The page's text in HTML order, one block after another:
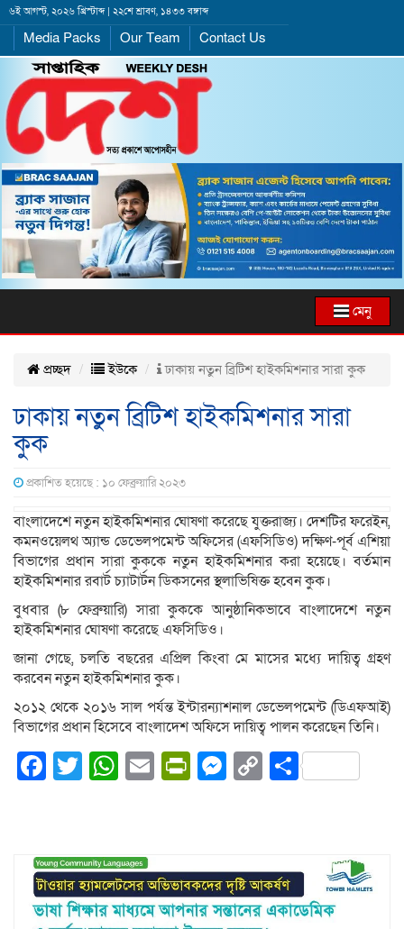
৬ই আগস্ট, ২০২৬ খ্রিস্টাব্দ | ২২শে শ্রাবণ, ১৪৩৩ বঙ্গাব্দ
Media Packs Our Team Contact Us
মেনু
প্রচ্ছদ ইউকে ঢাকায় নতুন ব্রিটিশ হাইক‌মিশনার সারা কুক
ঢাকায় নতুন ব্রিটিশ হাইক‌মিশনার সারা
কুক
প্রকাশিত হয়েছে : ১০ ফেব্রুয়ারি ২০২৩
বাংলা‌দে‌শে নতুন হাইক‌মিশনার ঘোষণা ক‌রে‌ছে যুক্তরাজ‌্য। দেশটির ফরেইন,
কমনওয়েলথ অ্যান্ড ডেভেলপমেন্ট অফিসের (এফ‌সি‌ডিও) দক্ষিণ-পূর্ব এশিয়া
বিভাগের প্রধান সারা কুককে নতুন হাইক‌মিশনার ক‌রা হয়েছে। বর্তমান
হাইকমিশনার রবার্ট চ্যাটার্টন ডিকসনের স্থলা‌ভি‌ষিক্ত হ‌বেন কুক।
বুধবার (৮ ফেব্রুয়া‌রি) সারা কুক‌কে আনুষ্ঠানিকভা‌বে বাংলা‌দে‌শে নতুন
হাইক‌মিশনার ঘোষণা ক‌রে‌ছে এফ‌সি‌ডিও।
জানা গেছে, চল‌তি বছ‌রের এপ্রিল কিংবা মে মা‌সের ম‌ধ্যে দা‌য়িত্ব গ্রহণ
কর‌বেন নতুন হাইক‌মিশনার কুক।
২০১২ থে‌কে ২০১৬ সাল পর্যন্ত ইন্টারন্যাশনাল ডেভেলপমেন্ট (ডিএফআই)
বিভাগের প্রধান হিসেবে বাংলা‌দেশ অফিসে দায়িত্ব পালন করেছেন তিনি।
Facebook
Twitter
WhatsApp
EmailPrintFriendly
Messenger
CopyShare